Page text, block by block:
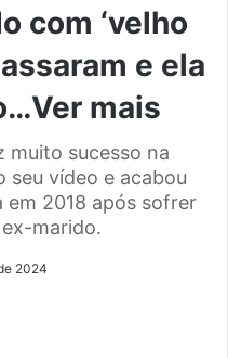
com ‘velho
e ela
mais
muito sucesso na
vídeo e acabou
em 2018 após sofrer
marido.
2024